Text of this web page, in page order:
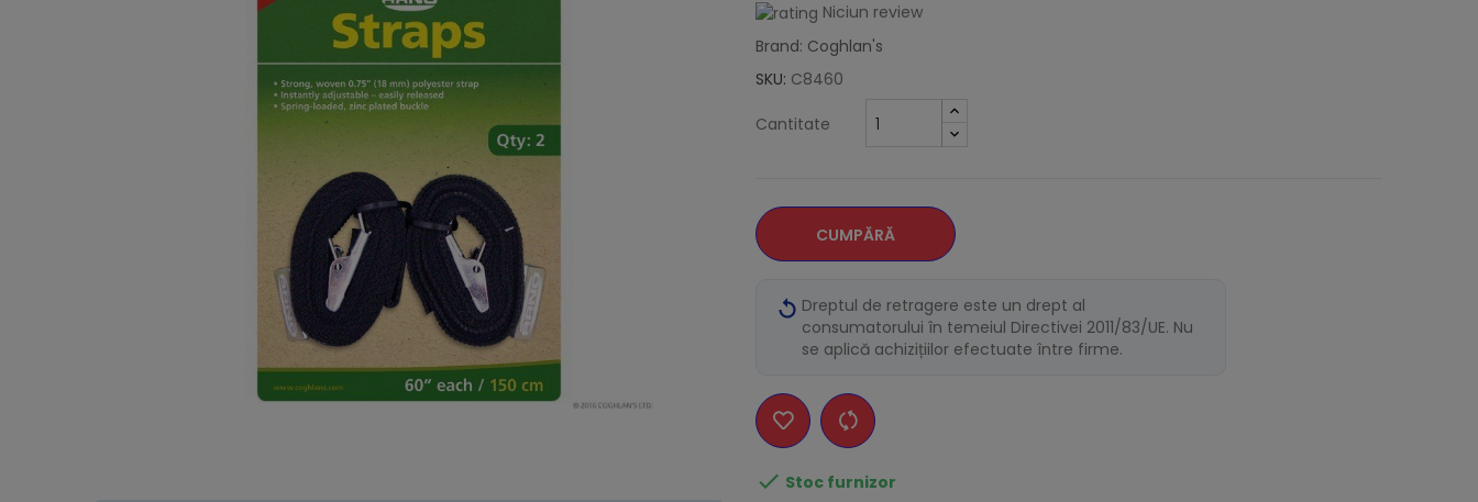
Niciun review
Brand: Coghlan's
SKU: C8460
Cantitate
CUMPĂRĂ
Dreptul de retragere este un drept al
consumatorului în temeiul Directivei 2011/83/UE. Nu
se aplică achizițiilor efectuate între firme.
 Stoc furnizor